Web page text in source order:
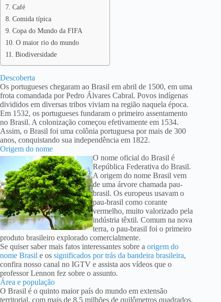
Café
Comida típica
Copa do Mundo da FIFA
O maior rio do mundo
Biodiversidade
Descoberta
Os portugueses chegaram ao Brasil em abril de 1500, em uma
frota comandada por Pedro Álvares Cabral. Povos indígenas
divididos em diversas tribos viviam na região naquela época.
Em 1532, os portugueses fundaram o primeiro assentamento
no Brasil. A colonização começou efetivamente em 1534.
Assim, o Brasil foi uma colônia portuguesa por mais de 300
anos, conquistando sua independência em 1822.
Origem do nome
O nome oficial do Brasil é
República Federativa do Brasil.
A origem do nome Brasil vem
de uma árvore chamada pau-
brasil. Os europeus usavam o
pau-brasil como corante
vermelho, muito valorizado pela
indústria têxtil. Comum na nova
terra, o pau-brasil foi o primeiro
produto brasileiro explorado comercialmente.
Se quiser saber mais fatos interessantes sobre a origem do
nome Brasil e os significados por trás da bandeira brasileira,
confira nosso canal no IGTV e assista aos vídeos que o
professor Lennon fez sobre o assunto.
Área e população
O Brasil é o quinto maior país do mundo em extensão
territorial, com mais de 8,5 milhões de quilômetros quadrados.